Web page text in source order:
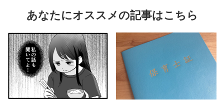
あなたにオススメの記事はこちら